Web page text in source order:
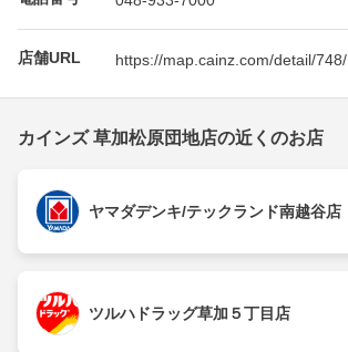
店舗URL https://map.cainz.com/detail/748/
カインズ 草加松原団地店の近くのお店
ヤマダデンキ/テックランド南越谷店
ツルハドラッグ草加５丁目店